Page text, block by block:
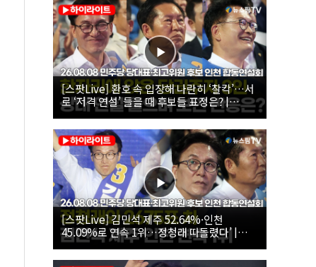
[스팟Live] 환호 속 입장해 나란히 ‘찰칵’…서
로 ‘저격 연설’ 들을 때 후보들 표정은? |
26.08.08 더불어민주당 당대표·최고위원 후
보 인천 합동연설회
[스팟Live] 김민석 제주 52.64%·인천
45.09%로 연속 1위…정청래 따돌렸다’ |
26.08.08 더불어민주당 당대표·최고위원 후
보 인천 합동연설회